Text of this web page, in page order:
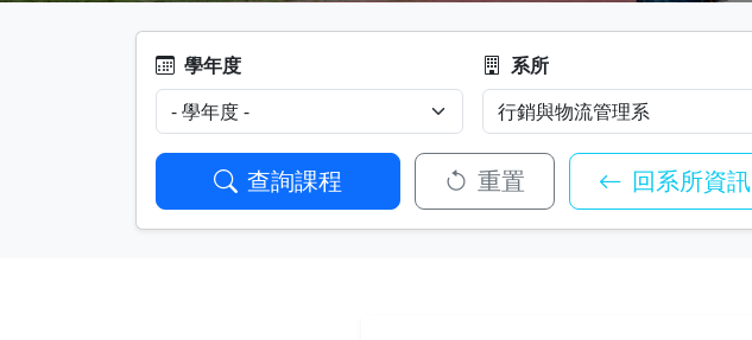
學年度 系所
查詢課程 重置 回系所資訊